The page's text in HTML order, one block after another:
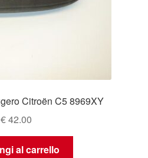
Citroën C5 8969XY
€42.00
al carrello